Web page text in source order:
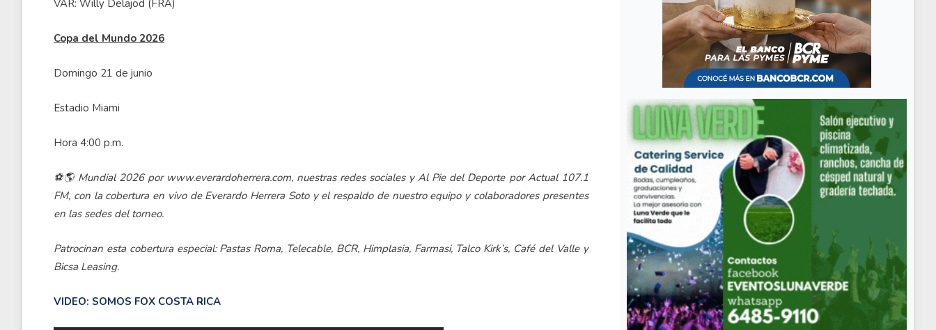
VAR: Willy Delajod (FRA)
Copa del Mundo 2026
Domingo 21 de junio
Estadio Miami
Hora 4:00 p.m.
⚽🌎 Mundial 2026 por www.everardoherrera.com, nuestras redes sociales y Al Pie del Deporte por Actual 107.1
FM, con la cobertura en vivo de Everardo Herrera Soto y el respaldo de nuestro equipo y colaboradores presentes
en las sedes del torneo.
Patrocinan esta cobertura especial: Pastas Roma, Telecable, BCR, Himplasia, Farmasi, Talco Kirk’s, Café del Valle y
Bicsa Leasing.
VIDEO: SOMOS FOX COSTA RICA